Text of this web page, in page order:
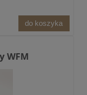
do koszyka
WFM